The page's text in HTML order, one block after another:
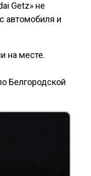
Getz» не
автомобиля и
на месте.
Белгородской